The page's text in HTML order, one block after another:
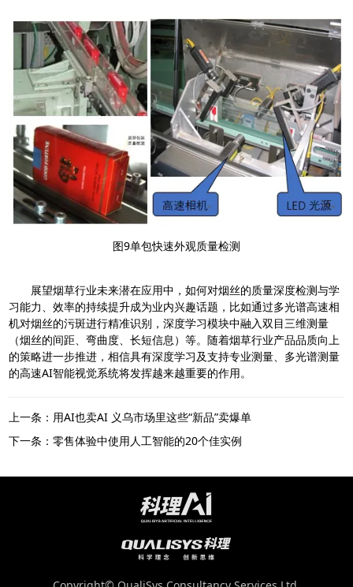
图9单包快速外观质量检测
展望烟草行业未来潜在应用中，如何对烟丝的质量深度检测与学
习能力、效率的持续提升成为业内兴趣话题，比如通过多光谱高速相
机对烟丝的污斑进行精准识别，深度学习模块中融入双目三维测量
（烟丝的间距、弯曲度、长短信息）等。随着烟草行业产品品质向上
的策略进一步推进，相信具有深度学习及支持专业测量、多光谱测量
的高速AI智能视觉系统将发挥越来越重要的作用。
上一条：用AI也卖AI 义乌市场里这些“新品”卖爆单
下一条：零售体验中使用人工智能的20个佳实例